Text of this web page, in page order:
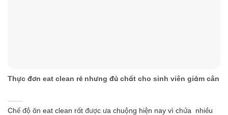
Thực đơn eat clean rẻ nhưng đủ chất cho sinh viên giảm cân
Chế độ ăn eat clean rất được ưa chuộng hiện nay vì chứa nhiều